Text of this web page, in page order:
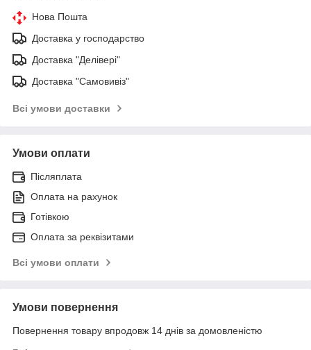
Нова Пошта
Доставка у господарство
Доставка "Делівері"
Доставка "Самовивіз"
Всі умови доставки
Умови оплати
Післяплата
Оплата на рахунок
Готівкою
Оплата за реквізитами
Всі умови оплати
Умови повернення
Повернення товару впродовж 14 днів за домовленістю